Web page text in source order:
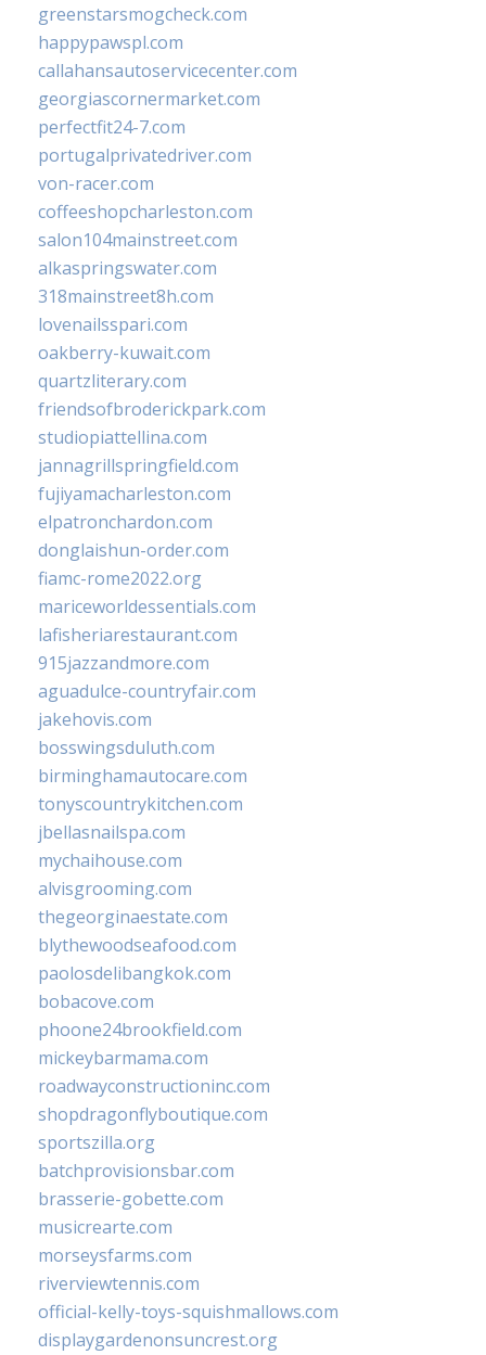
greenstarsmogcheck.com
happypawspl.com
callahansautoservicecenter.com
georgiascornermarket.com
perfectfit24-7.com
portugalprivatedriver.com
von-racer.com
coffeeshopcharleston.com
salon104mainstreet.com
alkaspringswater.com
318mainstreet8h.com
lovenailsspari.com
oakberry-kuwait.com
quartzliterary.com
friendsofbroderickpark.com
studiopiattellina.com
jannagrillspringfield.com
fujiyamacharleston.com
elpatronchardon.com
donglaishun-order.com
fiamc-rome2022.org
mariceworldessentials.com
lafisheriarestaurant.com
915jazzandmore.com
aguadulce-countryfair.com
jakehovis.com
bosswingsduluth.com
birminghamautocare.com
tonyscountrykitchen.com
jbellasnailspa.com
mychaihouse.com
alvisgrooming.com
thegeorginaestate.com
blythewoodseafood.com
paolosdelibangkok.com
bobacove.com
phoone24brookfield.com
mickeybarmama.com
roadwayconstructioninc.com
shopdragonflyboutique.com
sportszilla.org
batchprovisionsbar.com
brasserie-gobette.com
musicrearte.com
morseysfarms.com
riverviewtennis.com
official-kelly-toys-squishmallows.com
displaygardenonsuncrest.org